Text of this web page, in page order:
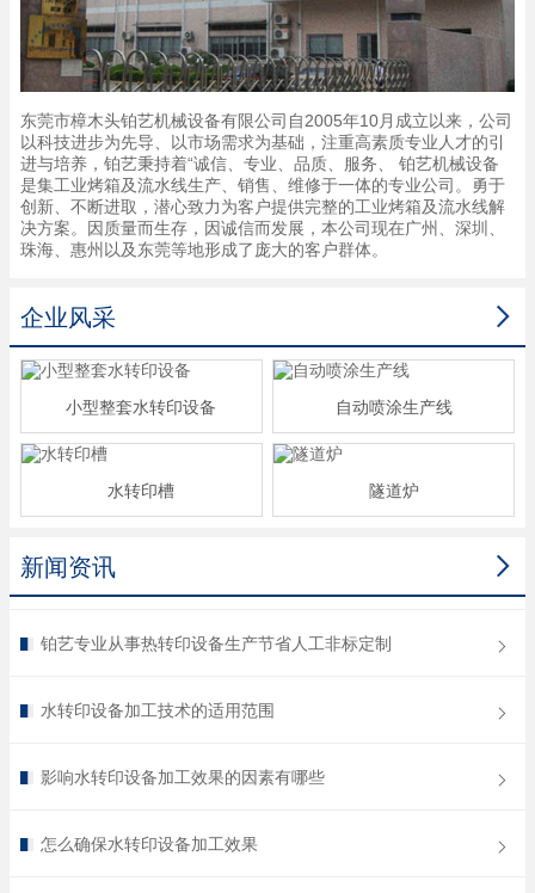
东莞市樟木头铂艺机械设备有限公司自2005年10月成立以来，公司
以科技进步为先导、以市场需求为基础，注重高素质专业人才的引
进与培养，铂艺秉持着“诚信、专业、品质、服务、 铂艺机械设备
是集工业烤箱及流水线生产、销售、维修于一体的专业公司。勇于
创新、不断进取，潜心致力为客户提供完整的工业烤箱及流水线解
决方案。因质量而生存，因诚信而发展，本公司现在广州、深圳、
珠海、惠州以及东莞等地形成了庞大的客户群体。

企业风采
小型整套水转印设备 自动喷涂生产线
水转印槽 隧道炉

新闻资讯
铂艺专业从事热转印设备生产节省人工非标定制
水转印设备加工技术的适用范围
影响水转印设备加工效果的因素有哪些
怎么确保水转印设备加工效果